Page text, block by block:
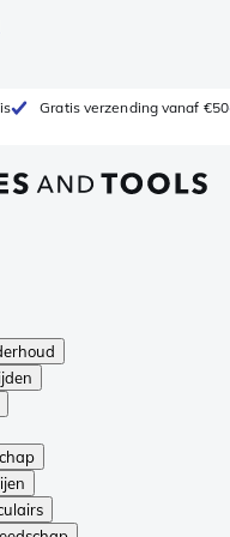
Gratis verzending vanaf €50